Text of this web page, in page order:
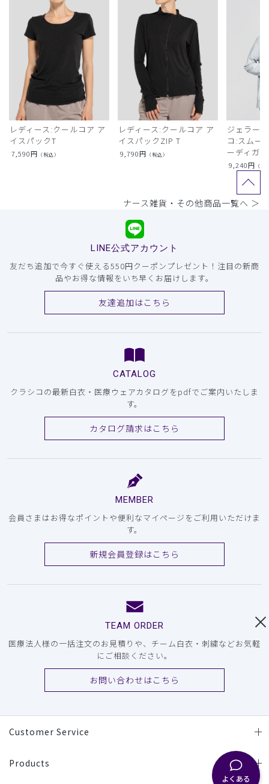
よくある
レディース:クールコア ア
イスパックT
7,590円 （税込）
レディース:クールコア ア
イスパックZIP T
9,790円 （税込）
ジェラー
コ:スムー
ーディガン
9,240円 （税
ナース雑貨・その他商品一覧へ ＞
LINE公式アカウント
友だち追加で今すぐ使える550円クーポンプレゼント！注目の新商
品やお得な情報をいち早くお届けします。
友達追加はこちら
CATALOG
クラシコの最新白衣・医療ウェアカタログをpdfでご案内いたしま
す。
カタログ請求はこちら
MEMBER
会員さまはお得なポイントや便利なマイページをご利用いただけま
す。
新規会員登録はこちら
TEAM ORDER
医療法人様の一括注文のお見積りや、チーム白衣・刺繍などお気軽
にご相談ください。
お問い合わせはこちら
Customer Service
Products